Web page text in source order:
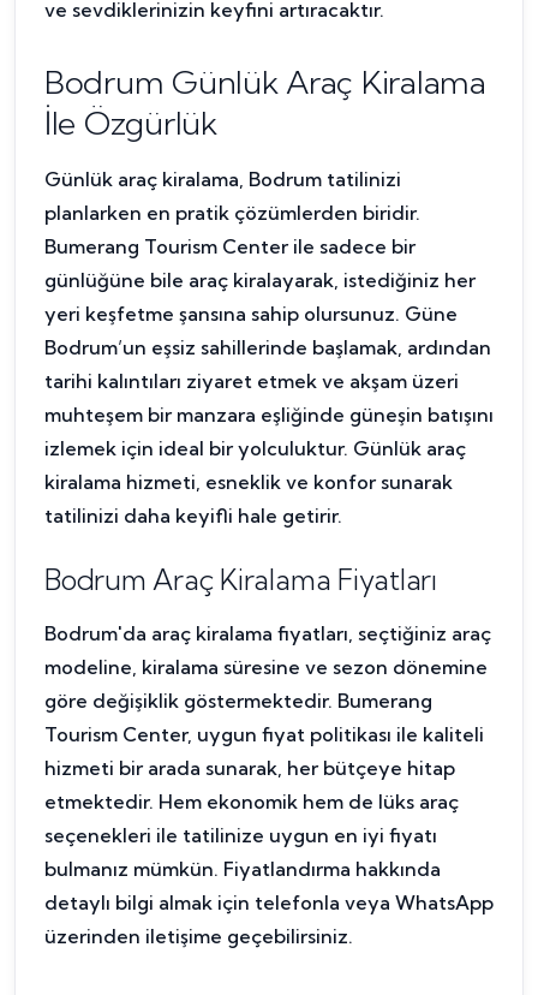
ve sevdiklerinizin keyfini artıracaktır.
Bodrum Günlük Araç Kiralama
İle Özgürlük
Günlük araç kiralama, Bodrum tatilinizi
planlarken en pratik çözümlerden biridir.
Bumerang Tourism Center ile sadece bir
günlüğüne bile araç kiralayarak, istediğiniz her
yeri keşfetme şansına sahip olursunuz. Güne
Bodrum’un eşsiz sahillerinde başlamak, ardından
tarihi kalıntıları ziyaret etmek ve akşam üzeri
muhteşem bir manzara eşliğinde güneşin batışını
izlemek için ideal bir yolculuktur. Günlük araç
kiralama hizmeti, esneklik ve konfor sunarak
tatilinizi daha keyifli hale getirir.
Bodrum Araç Kiralama Fiyatları
Bodrum'da araç kiralama fiyatları, seçtiğiniz araç
modeline, kiralama süresine ve sezon dönemine
göre değişiklik göstermektedir. Bumerang
Tourism Center, uygun fiyat politikası ile kaliteli
hizmeti bir arada sunarak, her bütçeye hitap
etmektedir. Hem ekonomik hem de lüks araç
seçenekleri ile tatilinize uygun en iyi fiyatı
bulmanız mümkün. Fiyatlandırma hakkında
detaylı bilgi almak için telefonla veya WhatsApp
üzerinden iletişime geçebilirsiniz.